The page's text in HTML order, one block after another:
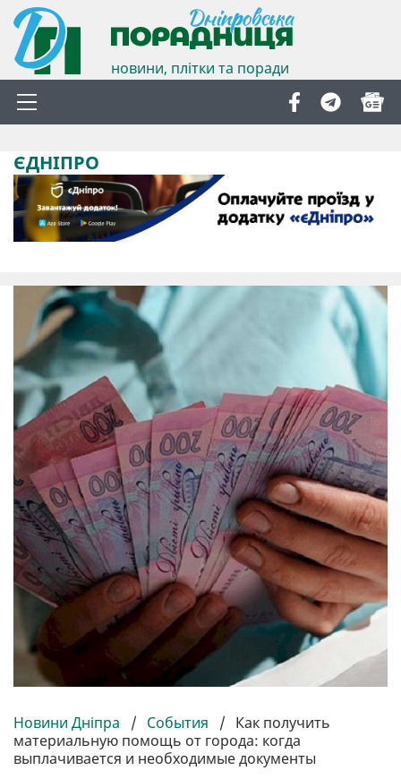
новини, плітки та поради
ЄДНІПРО
Новини Дніпра / События / Как получить
материальную помощь от города: когда
выплачивается и необходимые документы